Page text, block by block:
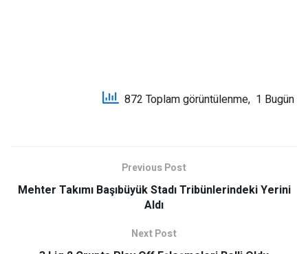
872 Toplam görüntülenme, 1 Bugün
Previous Post
Mehter Takımı Başıbüyük Stadı Tribünlerindeki Yerini
Aldı
Next Post